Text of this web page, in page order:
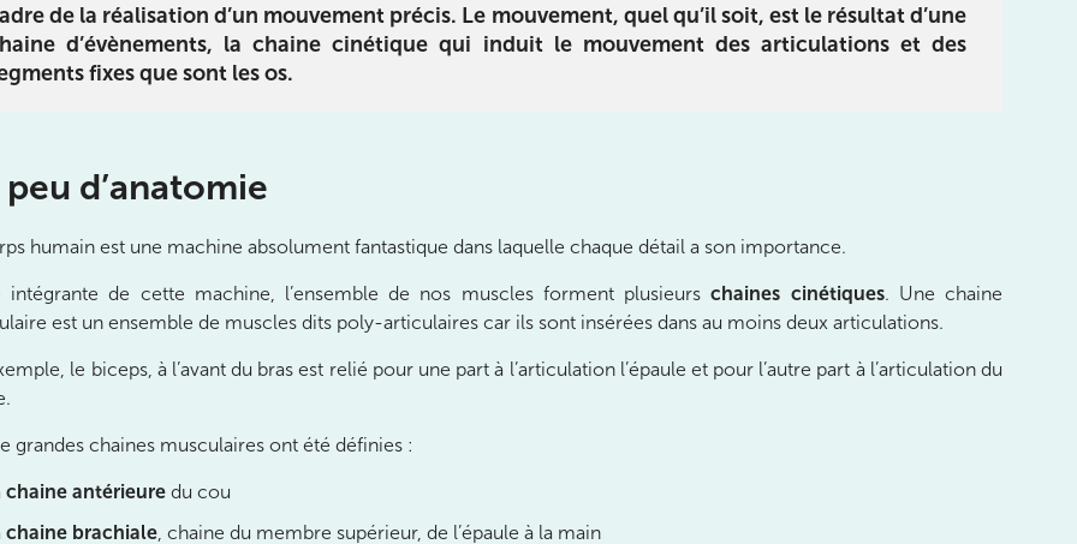
Télécharger
préservant votre santé.
de la réalisation d’un mouvement précis. Le mouvement, quel qu’il soit, est le résultat d’une
d’évènements, lachaine cinétiquequi induit le mouvement des articulations et des
fixes que sont les os.
peu d’anatomie
humain est une machine absolument fantastique dans laquelle chaque détail a son importance.
intégrante de cette machine, l’ensemble de nos muscles forment plusieurschaines cinétiques. Une chaine
est un ensemble de muscles dits poly-articulaires car ils sont insérées dans au moins deux articulations.
le biceps, à l’avant du bras est relié pour une part à l’articulation l’épaule et pour l’autre part à l’articulation du
grandes chaines musculaires ont été définies :
chaine antérieure du cou
chaine brachiale, chaine du membre supérieur, de l’épaule à la main